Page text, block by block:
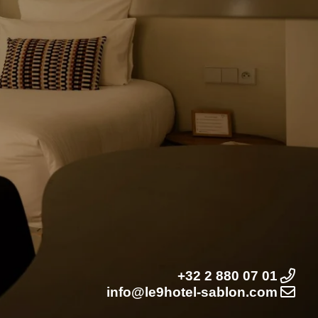
+32 2 880 07 01
info@le9hotel-sablon.com